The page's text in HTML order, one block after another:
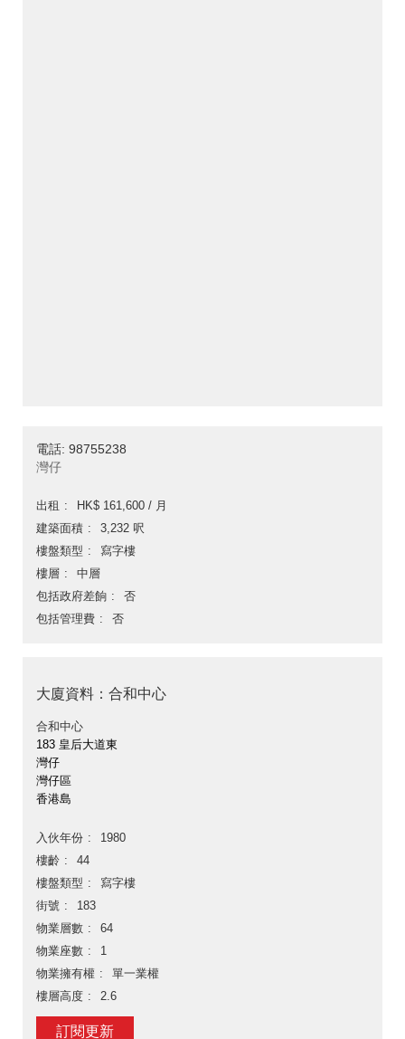
電話: 98755238
灣仔
出租
HK$ 161,600 / 月
建築面積
3,232 呎
樓盤類型
寫字樓
樓層
中層
包括政府差餉
否
包括管理費
否
大廈資料：合和中心
合和中心
183 皇后大道東
灣仔
灣仔區
香港島
入伙年份
1980
樓齡
44
樓盤類型
寫字樓
街號
183
物業層數
64
物業座數
1
物業擁有權
單一業權
樓層高度
2.6
訂閱更新